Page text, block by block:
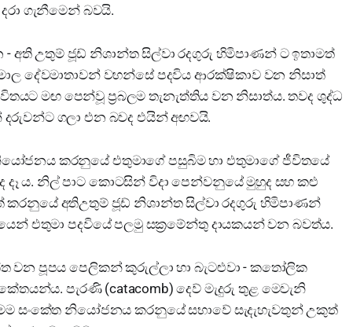
ගැනීමෙන් බවයි.
- අති උතුම් ජූඩ් නිශාන්ත සිල්වා රදගුරු හිමිපාණන් ට ඉතාමත්
දේවමාතාවන් වහන්සේ පදවිය ආරක්ෂිකාව වන නිසාත්
මඟ පෙන්වූ ප්‍රබලම තැනැත්තිය වන නිසාත්ය. තවද ශුද්ධ
දරුවන්ට ගලා එන බවද එයින් අඟවයි.
කරනුයේ එතුමාගේ පසුබිම හා එතුමාගේ ජීවිතයේ
දෑ ය. නිල් පාට කොටසින් විදා පෙන්වනුයේ මුහුද සහ කළු
කරනුයේ අතිඋතුම් ජූඩ් නිශාන්ත සිල්වා රදගුරු හිමිපාණන්
එතුමා පදවියේ පලමු සක්‍රමේන්තු දායකයන් වන බවත්ය.
වන පූපය පෙලිකන් කුරුල්ලා හා බැටළුවා - කතෝලික
පැරණි (catacomb) දෙව් මැදුරු තුළ මෙවැනි
සංකේත නියෝජනය කරනුයේ සභාවේ සැදැහැවතුන් උකුත්